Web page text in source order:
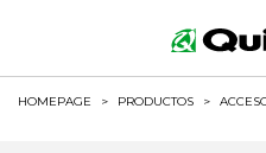
HOMEPAGE > PRODUCTOS >